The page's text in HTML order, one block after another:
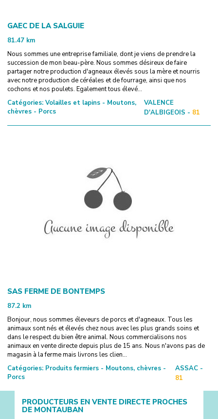
GAEC DE LA SALGUIE
81.47 km
Nous sommes une entreprise familiale, dont je viens de prendre la
succession de mon beau-père. Nous sommes désireux de faire
partager notre production d'agneaux élevés sous la mère et nourris
avec notre production de céréales et de fourrage, ainsi que nos
cochons et nos poulets. Egalement tous élevé...
Catégories: Volailles et lapins - Moutons,
chèvres - Porcs
VALENCE
D'ALBIGEOIS - 81
SAS FERME DE BONTEMPS
87.2 km
Bonjour, nous sommes éleveurs de porcs et d'agneaux. Tous les
animaux sont nés et élevés chez nous avec les plus grands soins et
dans le respect du bien être animal. Nous commercialisons nos
animaux en vente directe depuis plus de 15 ans. Nous n'avons pas de
magasin à la ferme mais livrons les clien...
Catégories: Produits fermiers - Moutons, chèvres -
Porcs
ASSAC -
81
PRODUCTEURS EN VENTE DIRECTE PROCHES
DE MONTAUBAN